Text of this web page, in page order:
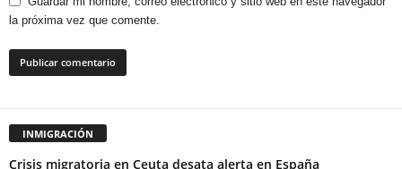
la próxima vez que comente.
INMIGRACIÓN
Crisis migratoria en Ceuta desata alerta en España